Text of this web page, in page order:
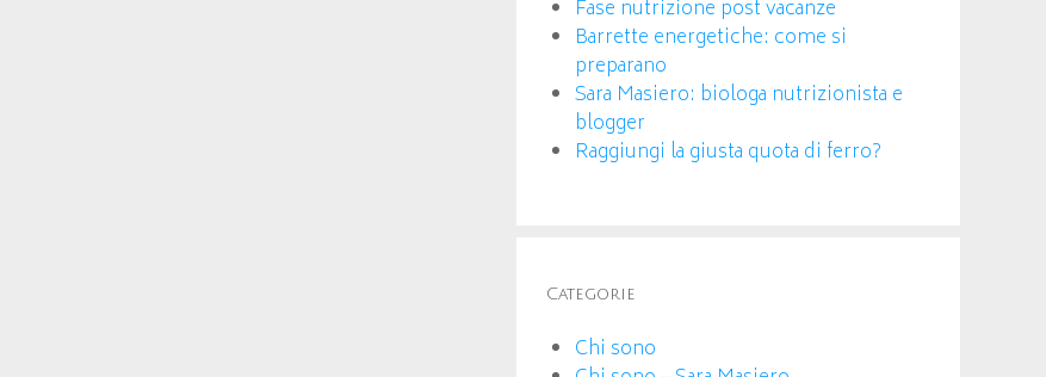
Fase nutrizione post vacanze
Barrette energetiche: come si
preparano
Sara Masiero: biologa nutrizionista e
blogger
Raggiungi la giusta quota di ferro?
Categorie
Chi sono